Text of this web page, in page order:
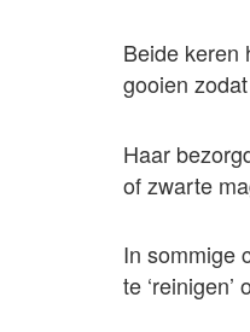
Beide keren
gooien
Haar
of zwarte
In sommige
te